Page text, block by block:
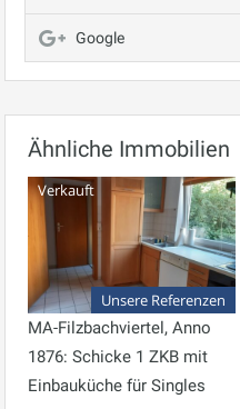
Google
Ähnliche Immobilien
Verkauft
Unsere Referenzen
MA-Filzbachviertel, Anno
1876: Schicke 1 ZKB mit
Einbauküche für Singles